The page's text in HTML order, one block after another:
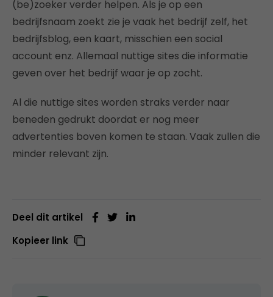
(be)zoeker verder helpen. Als je op een
bedrijfsnaam zoekt zie je vaak het bedrijf zelf, het
bedrijfsblog, een kaart, misschien een social
account enz. Allemaal nuttige sites die informatie
geven over het bedrijf waar je op zocht.
Al die nuttige sites worden straks verder naar
beneden gedrukt doordat er nog meer
advertenties boven komen te staan. Vaak zullen die
minder relevant zijn.
Deel dit artikel
Kopieer link